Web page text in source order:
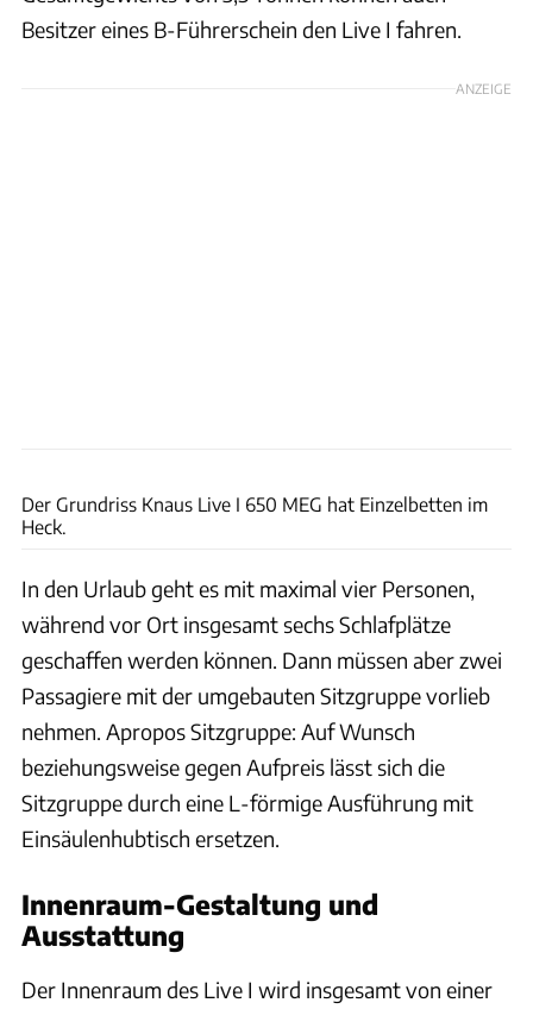
Besitzer eines B-Führerschein den Live I fahren.
ANZEIGE
Der Grundriss Knaus Live I 650 MEG hat Einzelbetten im
Heck.
In den Urlaub geht es mit maximal vier Personen,
während vor Ort insgesamt sechs Schlafplätze
geschaffen werden können. Dann müssen aber zwei
Passagiere mit der umgebauten Sitzgruppe vorlieb
nehmen. Apropos Sitzgruppe: Auf Wunsch
beziehungsweise gegen Aufpreis lässt sich die
Sitzgruppe durch eine L-förmige Ausführung mit
Einsäulenhubtisch ersetzen.
Innenraum-Gestaltung und
Ausstattung
Der Innenraum des Live I wird insgesamt von einer